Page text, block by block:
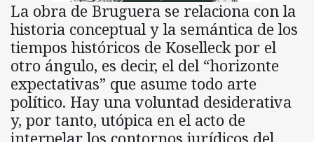
La obra de Bruguera se relaciona con la
historia conceptual y la semántica de los
tiempos históricos de Koselleck por el
otro ángulo, es decir, el del “horizonte
expectativas” que asume todo arte
político. Hay una voluntad desiderativa
y, por tanto, utópica en el acto de